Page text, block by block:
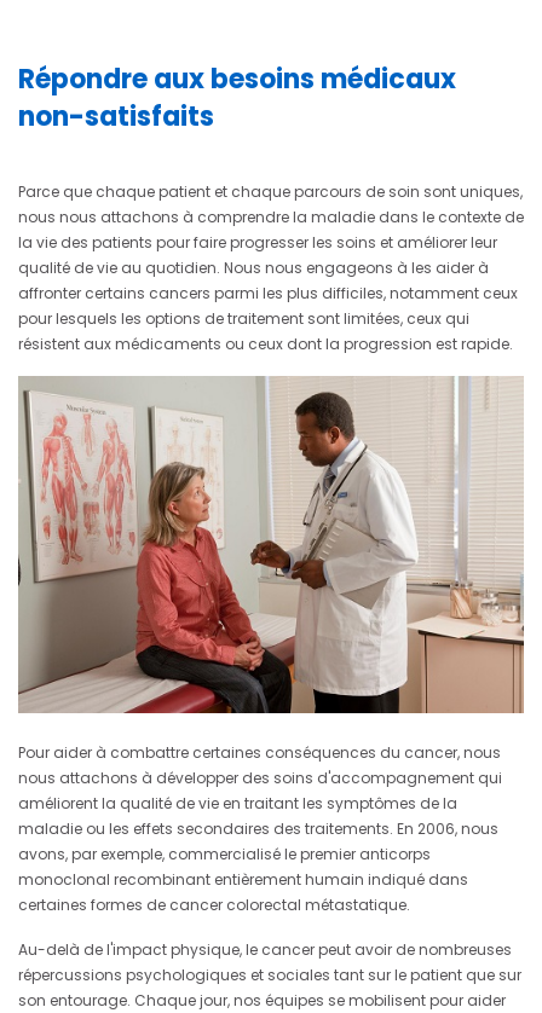
Répondre aux besoins médicaux
non-satisfaits
Parce que chaque patient et chaque parcours de soin sont uniques,
nous nous attachons à comprendre la maladie dans le contexte de
la vie des patients pour faire progresser les soins et améliorer leur
qualité de vie au quotidien. Nous nous engageons à les aider à
affronter certains cancers parmi les plus difficiles, notamment ceux
pour lesquels les options de traitement sont limitées, ceux qui
résistent aux médicaments ou ceux dont la progression est rapide.
Pour aider à combattre certaines conséquences du cancer, nous
nous attachons à développer des soins d'accompagnement qui
améliorent la qualité de vie en traitant les symptômes de la
maladie ou les effets secondaires des traitements. En 2006, nous
avons, par exemple, commercialisé le premier anticorps
monoclonal recombinant entièrement humain indiqué dans
certaines formes de cancer colorectal métastatique.
Au-delà de l'impact physique, le cancer peut avoir de nombreuses
répercussions psychologiques et sociales tant sur le patient que sur
son entourage. Chaque jour, nos équipes se mobilisent pour aider